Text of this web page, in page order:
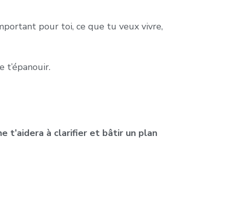
pour toi, ce que tu veux vivre,
t’épanouir.
t’aidera à clarifier et bâtir un plan